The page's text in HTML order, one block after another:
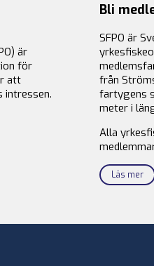
är
för
att
intressen.
Bli
SFPO är
från
fartygens
meter i
Alla
Läs mer